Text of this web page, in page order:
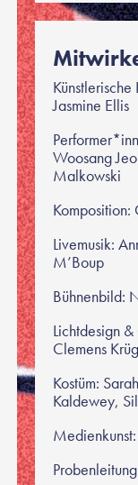
Jasmine Ellis
Woosang
Malkowski
Livemusik:
M’Boup
Bühnenbild:
Lichtdesign
Clemens
Kostüm:
Kaldewey,